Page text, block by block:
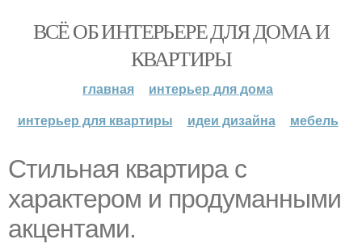
ВСЁ ОБ ИНТЕРЬЕРЕ ДЛЯ ДОМА И
КВАРТИРЫ
главная
интерьер для дома
интерьер для квартиры
идеи дизайна мебель
Стильная квартира с
характером и продуманными
акцентами.